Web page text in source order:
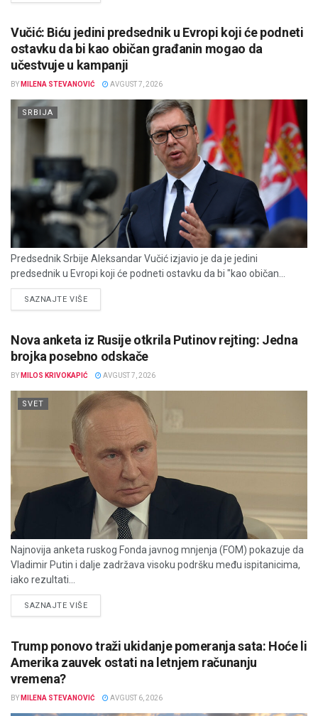
Vučić: Biću jedini predsednik u Evropi koji će podneti
ostavku da bi kao običan građanin mogao da
učestvuje u kampanji
BY MILENA STEVANOVIĆ AVGUST 7, 2026
SRBIJA
Predsednik Srbije Aleksandar Vučić izjavio je da je jedini
predsednik u Evropi koji će podneti ostavku da bi "kao običan...
SAZNAJTE VIŠEDETAILS
Nova anketa iz Rusije otkrila Putinov rejting: Jedna
brojka posebno odskače
BY MILOS KRIVOKAPIĆ AVGUST 7, 2026
SVET
Najnovija anketa ruskog Fonda javnog mnjenja (FOM) pokazuje da
Vladimir Putin i dalje zadržava visoku podršku među ispitanicima,
iako rezultati...
SAZNAJTE VIŠEDETAILS
Trump ponovo traži ukidanje pomeranja sata: Hoće li
Amerika zauvek ostati na letnjem računanju
vremena?
BY MILENA STEVANOVIĆ AVGUST 6, 2026